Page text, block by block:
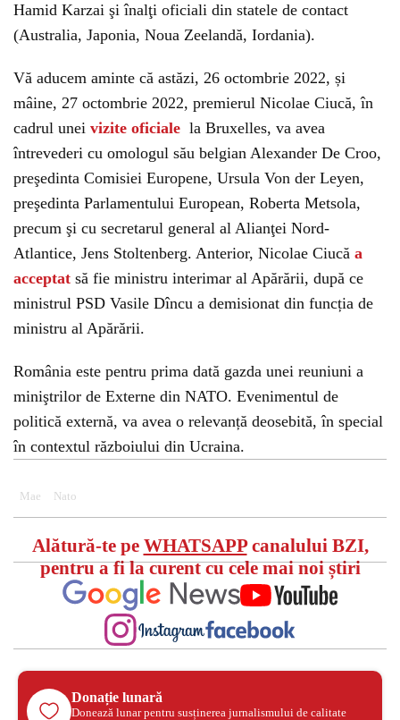
Hamid Karzai şi înalţi oficiali din statele de contact
(Australia, Japonia, Noua Zeelandă, Iordania).
Vă aducem aminte că astăzi, 26 octombrie 2022, și
mâine, 27 octombrie 2022, premierul Nicolae Ciucă, în
cadrul unei vizite oficiale la Bruxelles, va avea
întrevederi cu omologul său belgian Alexander De Croo,
preşedinta Comisiei Europene, Ursula Von der Leyen,
preşedinta Parlamentului European, Roberta Metsola,
precum şi cu secretarul general al Alianţei Nord-
Atlantice, Jens Stoltenberg. Anterior, Nicolae Ciucă a
acceptat să fie ministru interimar al Apărării, după ce
ministrul PSD Vasile Dîncu a demisionat din funcția de
ministru al Apărării.
România este pentru prima dată gazda unei reuniuni a
miniştrilor de Externe din NATO. Evenimentul de
politică externă, va avea o relevanță deosebită, în special
în contextul războiului din Ucraina.
Mae Nato
Alătură-te pe WHATSAPPcanalului BZI,
pentru a fi la curent cu cele mai noi știri
Donație lunară
Donează lunar pentru susținerea jurnalismului de calitate